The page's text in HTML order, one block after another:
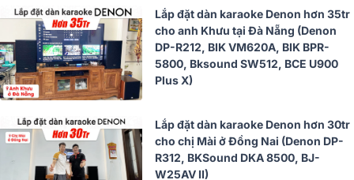
Lắp đặt dàn karaoke Denon hơn 35tr
cho anh Khưu tại Đà Nẵng (Denon
DP-R212, BIK VM620A, BIK BPR-
5800, Bksound SW512, BCE U900
Plus X)
Lắp đặt dàn karaoke Denon hơn 30tr
cho chị Mài ở Đồng Nai (Denon DP-
R312, BKSound DKA 8500, BJ-
W25AV II)